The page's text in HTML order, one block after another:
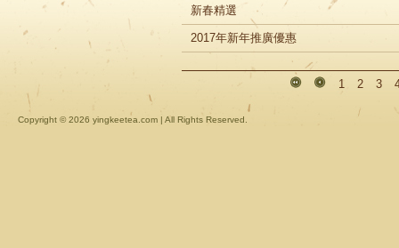
新春精選
2017年新年推廣優惠
1 2 3
Copyright ©2026 yingkeetea.com | All Rights Reserved.